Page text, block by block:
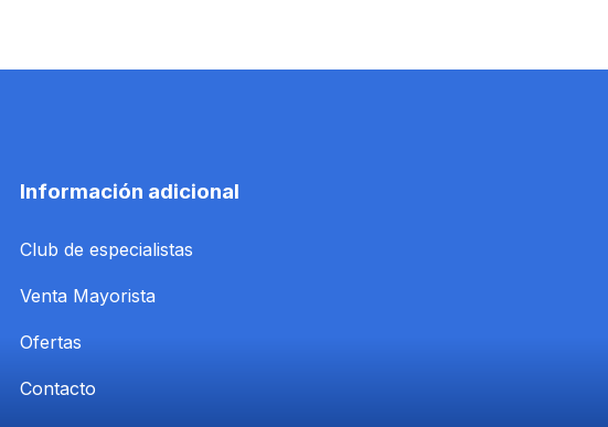
Información adicional
Club de especialistas
Venta Mayorista
Ofertas
Contacto